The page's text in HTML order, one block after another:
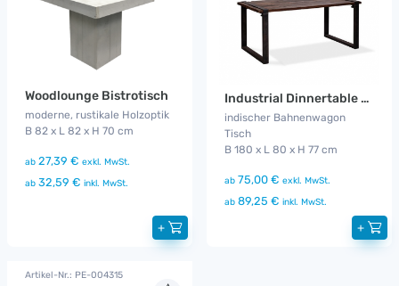
Woodlounge Bistrotisch
moderne, rustikale Holzoptik
B 82 x L 82 x H 70 cm
ab 27,39 € exkl. MwSt.
ab 32,59 € inkl. MwSt.
+
Industrial Dinnertable 1,80 m
indischer Bahnenwagon
Tisch
B 180 x L 80 x H 77 cm
ab 75,00 € exkl. MwSt.
ab 89,25 € inkl. MwSt.
+
Artikel-Nr.: PE-004315